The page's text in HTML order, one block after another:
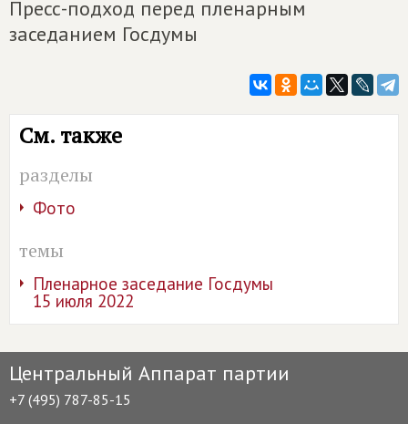
Пресс-подход перед пленарным
заседанием Госдумы
См. также
разделы
Фото
темы
Пленарное заседание Госдумы
15 июля 2022
Центральный Аппарат партии
+7 (495) 787-85-15